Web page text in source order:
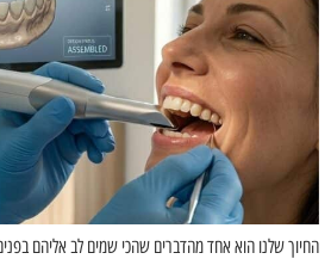
החיוך שלנו הוא אחד מהדברים שהכי שמים לב אליהם